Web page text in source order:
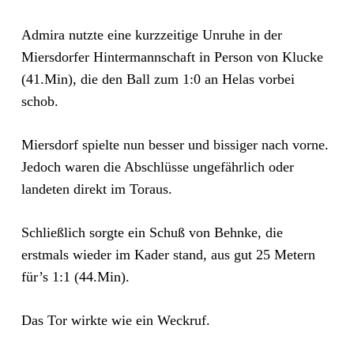
Admira nutzte eine kurzzeitige Unruhe in der
Miersdorfer Hintermannschaft in Person von Klucke
(41.Min), die den Ball zum 1:0 an Helas vorbei
schob.
Miersdorf spielte nun besser und bissiger nach vorne.
Jedoch waren die Abschlüsse ungefährlich oder
landeten direkt im Toraus.
Schließlich sorgte ein Schuß von Behnke, die
erstmals wieder im Kader stand, aus gut 25 Metern
für’s 1:1 (44.Min).
Das Tor wirkte wie ein Weckruf.